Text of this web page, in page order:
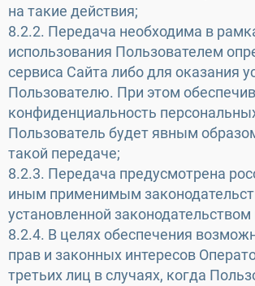
на такие действия;
8.2.2. Передача необходима в
использования Пользователем
сервиса Сайта либо для оказания
Пользователю. При этом
конфиденциальность
Пользователь будет явным
такой передаче;
8.2.3. Передача предусмотрена
иным применимым
установленной
8.2.4. В целях обеспечения
прав и законных интересов
третьих лиц в случаях, когда